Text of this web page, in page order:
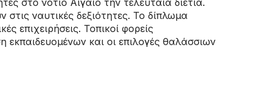
ναυτικές δεξιότητες. Το δίπλωμα
επιχειρήσεις. Τοπικοί φορείς
και οι επιλογές θαλάσσιων